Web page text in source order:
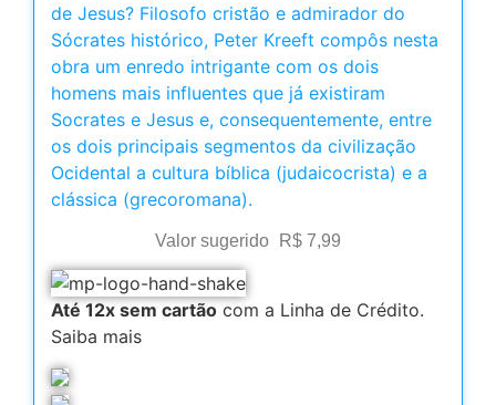
de Jesus? Filosofo cristão e admirador do
Sócrates histórico, Peter Kreeft compôs nesta
obra um enredo intrigante com os dois
homens mais influentes que já existiram
Socrates e Jesus e, consequentemente, entre
os dois principais segmentos da civilização
Ocidental a cultura bíblica (judaicocrista) e a
clássica (grecoromana).
Valor sugerido R$ 7,99
Até 12x sem cartão com a Linha de Crédito.
Saiba mais